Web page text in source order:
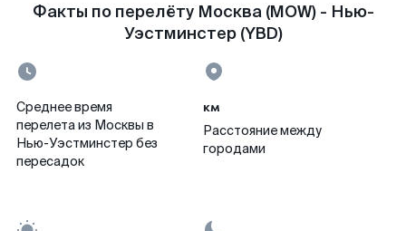
Факты по перелёту Москва (MOW) - Нью-
Уэстминстер (YBD)
Среднее время
перелета из Москвы в
Нью-Уэстминстер без
пересадок
км
Расстояние между
городами